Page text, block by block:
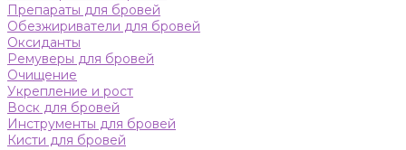
Препараты для бровей
Обезжириватели для бровей
Оксиданты
Ремуверы для бровей
Очищение
Укрепление и рост
Воск для бровей
Инструменты для бровей
Кисти для бровей